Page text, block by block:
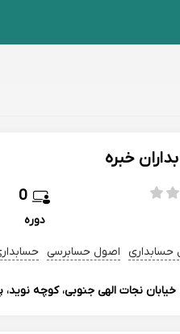
خبره
0
دوره
حسابداری اصول حسابرسی
خیابان نجات الهی جنوبی، کوچه نوید،